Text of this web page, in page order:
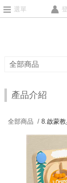
選單
全部商品
產品介紹
全部商品 /8.啟蒙